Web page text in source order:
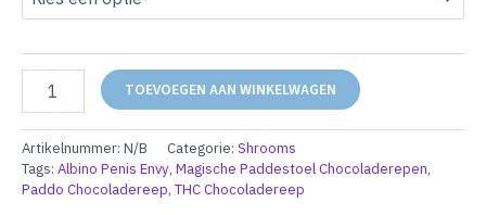
+
THC
Chocolate
TOEVOEGEN AAN WINKELWAGEN
Artikelnummer: N/B Categorie: Shrooms
Tags: Albino Penis Envy, Magische Paddestoel Chocoladerepen,
Paddo Chocoladereep, THC Chocoladereep